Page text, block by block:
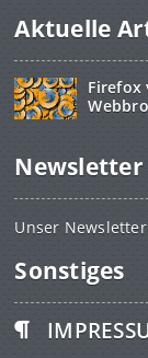
Aktuelle
Firefox
Newsletter
Unser
Sonstiges